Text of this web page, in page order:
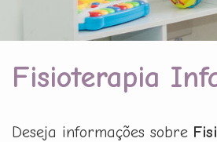
Fisioterapia
Deseja informações sobre